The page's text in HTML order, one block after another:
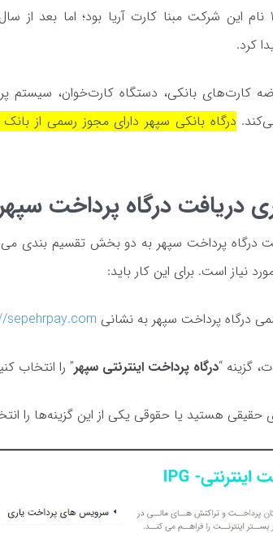
کرد.
کارت‌های بانکی، دستگاه کارت‌خوان، سیستم
درگاه بانکی سپهر دارای مجوز رسمی از
دریافت درگاه پرداخت
درگاه پرداخت سپهر به دو بخش تقسیم بندی
نیاز است. برای این کار باید:
sepehrpay.com
درگاه پرداخت اینترنتی سپهر” را انتخاب